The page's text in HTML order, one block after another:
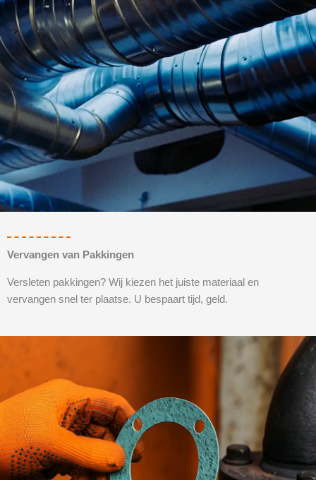
Vervangen van Pakkingen
Versleten pakkingen? Wij kiezen het juiste materiaal en
vervangen snel ter plaatse. U bespaart tijd, geld.